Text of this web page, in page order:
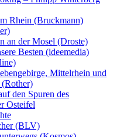
Rhein (Bruckmann)
an der Mosel (Droste)
Besten (ideemedia)
Mittelrhein und
(Rother)
den Spuren des
Osteifel
(BLV)